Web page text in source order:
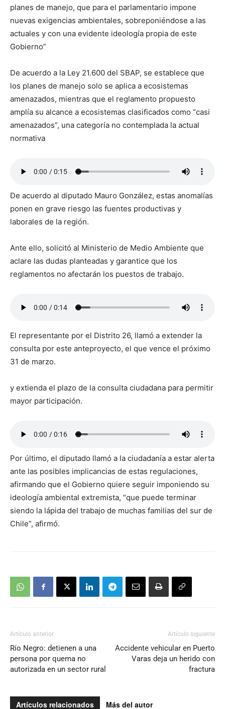
planes de manejo, que para el parlamentario impone
nuevas exigencias ambientales, sobreponiéndose a las
actuales y con una evidente ideología propia de este
Gobierno”
De acuerdo a la Ley 21.600 del SBAP, se establece que
los planes de manejo solo se aplica a ecosistemas
amenazados, mientras que el reglamento propuesto
amplía su alcance a ecosistemas clasificados como “casi
amenazados”, una categoría no contemplada la actual
normativa
De acuerdo al diputado Mauro González, estas anomalías
ponen en grave riesgo las fuentes productivas y
laborales de la región.
Ante ello, solicitó al Ministerio de Medio Ambiente que
aclare las dudas planteadas y garantice que los
reglamentos no afectarán los puestos de trabajo.
El representante por el Distrito 26, llamó a extender la
consulta por este anteproyecto, el que vence el próximo
31 de marzo.
y extienda el plazo de la consulta ciudadana para permitir
mayor participación.
Por último, el diputado llamó a la ciudadanía a estar alerta
ante las posibles implicancias de estas regulaciones,
afirmando que el Gobierno quiere seguir imponiendo su
ideología ambiental extremista, “que puede terminar
siendo la lápida del trabajo de muchas familias del sur de
Chile”, afirmó.
Artículo anterior
Río Negro: detienen a una
persona por quema no
autorizada en un sector rural
Artículo siguiente
Accidente vehicular en Puerto
Varas deja un herido con
fractura
Artículos relacionados Más del autor